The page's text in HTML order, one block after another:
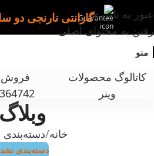
عبور به ناوبری
رفتن به محتوای اصلی
گارانتی نارنجی دو
منو
کاتالوگ محصولات
وینر
فروش
وبلاگ
خانه
دسته‌بندی